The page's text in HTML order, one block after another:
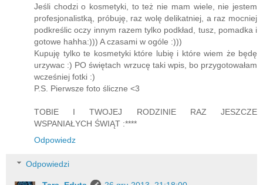
Jeśli chodzi o kosmetyki, to też nie mam wiele, nie jestem
profesjonalistką, próbuję, raz wolę delikatniej, a raz mocniej
podkreślic oczy innym razem tylko podkład, tusz, pomadka i
gotowe hahha:))) A czasami w ogóle :)))
Kupuję tylko te kosmetyki które lubię i które wiem że będę
urzywac :) PO świętach wrzucę taki wpis, bo przygotowałam
wcześniej fotki :)
P.S. Pierwsze foto śliczne <3
TOBIE I TWOJEJ RODZINIE RAZ JESZCZE
WSPANIAŁYCH ŚWIĄT :****
Odpowiedz
Odpowiedzi